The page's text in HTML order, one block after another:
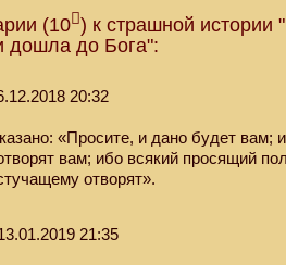
(10 ) к страшной истории
дошла до Бога":
20:32
«Просите, и дано будет вам;
вам; ибо всякий просящий
отворят».
21:35